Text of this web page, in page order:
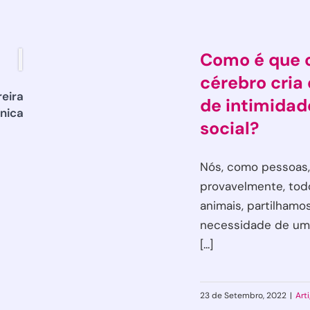
Como é que
cérebro cria
de
social?
Nós, como
provavelmente,
animais,
necessidade de
[...]
23 de Setembro, 2022 |